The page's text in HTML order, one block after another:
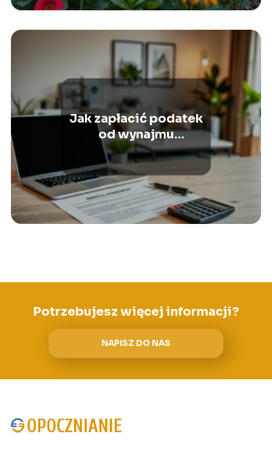
Jak zapłacić podatek
od wynajmu
mieszkania przez
internet?
Potrzebujesz więcej informacji?
NAPISZ DO NAS